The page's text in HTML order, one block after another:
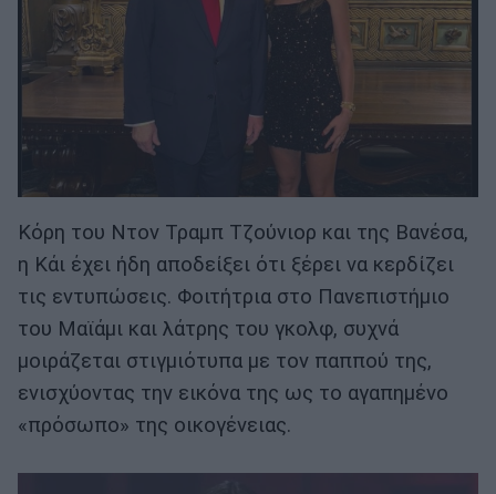
Κόρη του Ντον Τραμπ Τζούνιορ και της Βανέσα,
η Κάι έχει ήδη αποδείξει ότι ξέρει να κερδίζει
τις εντυπώσεις. Φοιτήτρια στο Πανεπιστήμιο
του Μαϊάμι και λάτρης του γκολφ, συχνά
μοιράζεται στιγμιότυπα με τον παππού της,
ενισχύοντας την εικόνα της ως το αγαπημένο
«πρόσωπο» της οικογένειας.